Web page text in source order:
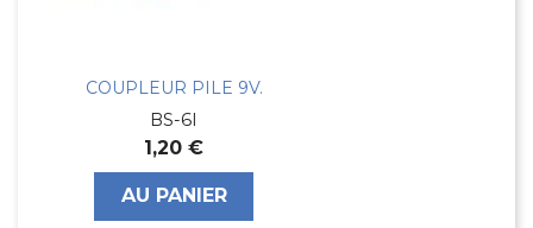
COUPLEUR PILE 9V.
BS-6I
1,20 €
AU PANIER